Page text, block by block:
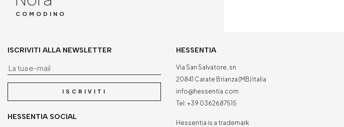
COMODINO
ISCRIVITI ALLA NEWSLETTER
La tua e-mail
ISCRIVITI
HESSENTIA SOCIAL
HESSENTIA
Via San Salvatore, sn
20841 Carate Brianza (MB) Italia
info@hessentia.com
Tel: +39 0362687515
Hessentia is a trademark